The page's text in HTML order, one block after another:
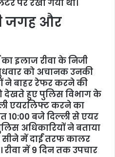
पर रखा गया था।
जगह और
इलाज रीवा के निजी
को अचानक उनकी
ने बाहर रेफर करने की
देखते हुए पुलिस विभाग के
एयरलिफ्ट करने का
10:00 बजे दिल्ली से एयर
अधिकारियों ने बताया
सीने में दाईं तरफ कालर
रीवा में 9 दिन तक उपचार